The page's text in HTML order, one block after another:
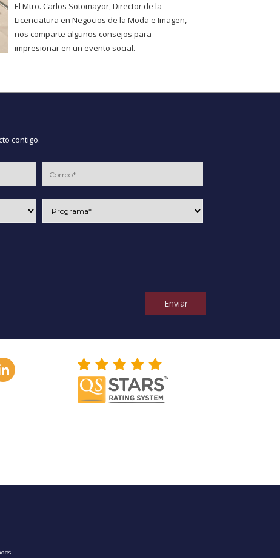
El Mtro. Carlos Sotomayor, Director de la
Licenciatura en Negocios de la Moda e Imagen,
nos comparte algunos consejos para
impresionar en un evento social.
contigo.
Enviar